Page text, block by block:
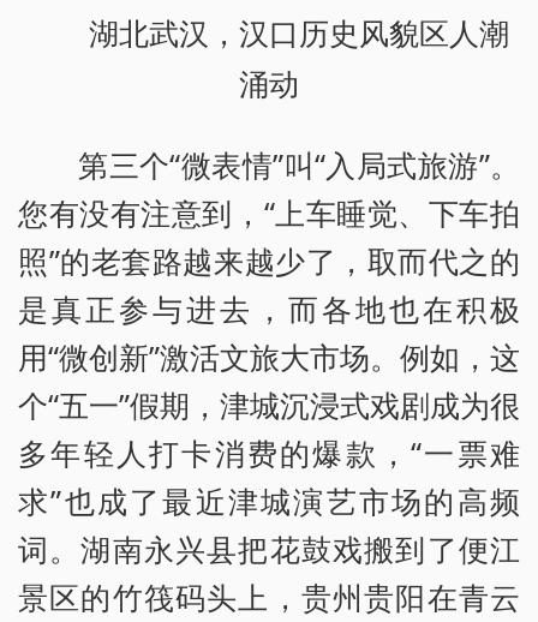
湖北武汉，汉口历史风貌区人潮
涌动
第三个“微表情”叫“入局式旅游”。
您有没有注意到，“上车睡觉、下车拍
照”的老套路越来越少了，取而代之的
是真正参与进去，而各地也在积极
用“微创新”激活文旅大市场。例如，这
个“五一”假期，津城沉浸式戏剧成为很
多年轻人打卡消费的爆款，“一票难
求”也成了最近津城演艺市场的高频
词。湖南永兴县把花鼓戏搬到了便江
景区的竹筏码头上，贵州贵阳在青云